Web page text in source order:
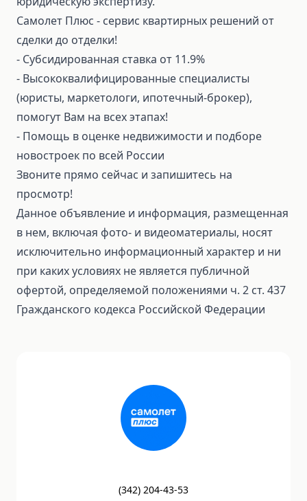
Самолет Плюс - сервис квартирных решений от
сделки до отделки!
⁃ Субсидированная ставка от 11.9%
⁃ Высококвалифицированные специалисты
(юристы, маркетологи, ипотечный-брокер),
помогут Вам на всех этапах!
⁃ Помощь в оценке недвижимости и подборе
новостроек по всей России
Звоните прямо сейчас и запишитесь на
просмотр!
Данное объявление и информация, размещенная
в нем, включая фото- и видеоматериалы, носят
исключительно информационный характер и ни
при каких условиях не является публичной
офертой, определяемой положениями ч. 2 ст. 437
Гражданского кодекса Российской Федерации
(342) 204-43-53